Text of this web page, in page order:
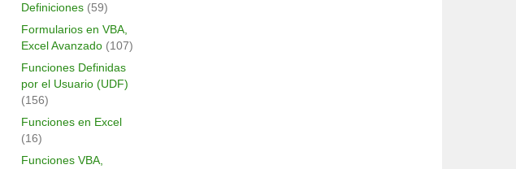
Definiciones(59)
Formularios en VBA,
Excel Avanzado(107)
Funciones Definidas
por el Usuario (UDF)
(156)
Funciones en Excel
(16)
Funciones VBA,